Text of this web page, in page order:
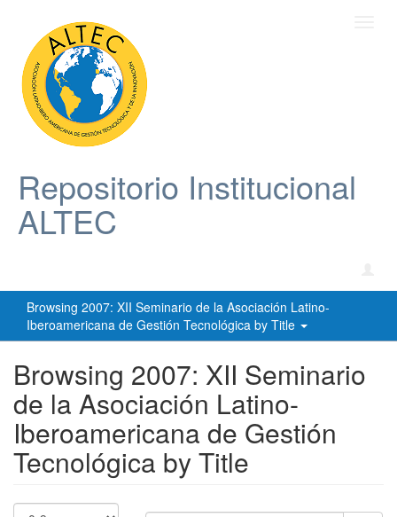
Repositorio Institucional
ALTEC
Browsing 2007: XII Seminario de la Asociación Latino-
Iberoamericana de Gestión Tecnológica by Title
Browsing 2007: XII Seminario
de la Asociación Latino-
Iberoamericana de Gestión
Tecnológica by Title